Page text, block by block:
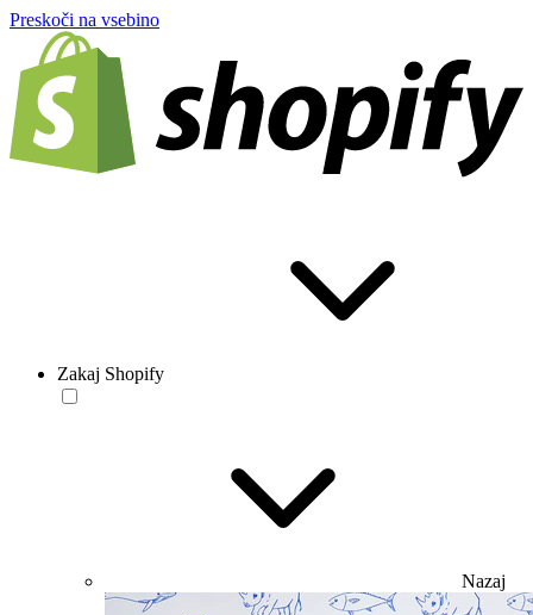
Preskoči na vsebino
Zakaj Shopify
Nazaj